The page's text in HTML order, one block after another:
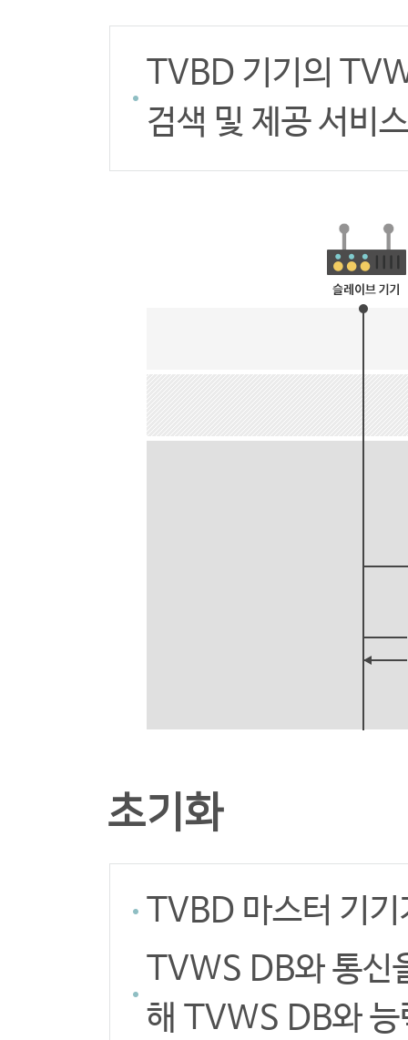
TVBD 기기의
검색 및 제공 서비
초기화
TVBD 마스터 기기
TVWS DB와 통신
해 TVWS DB와 능